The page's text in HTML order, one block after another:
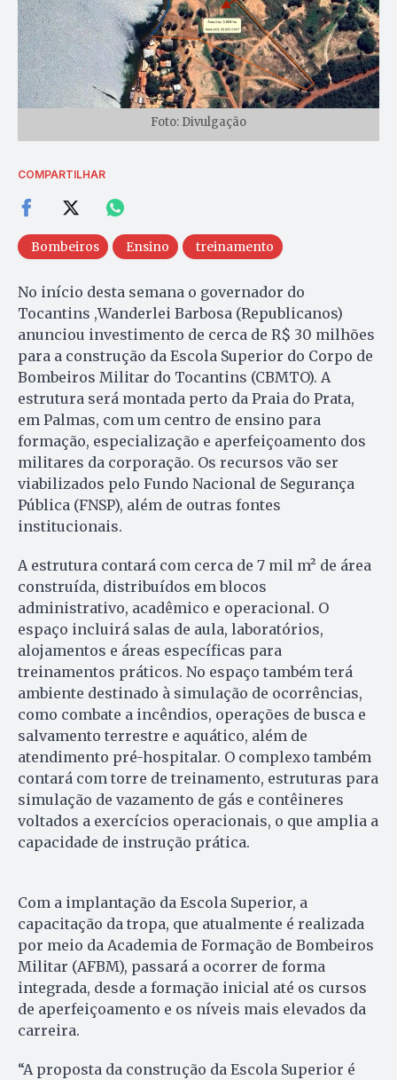
Foto: Divulgação
COMPARTILHAR
Bombeiros Ensino treinamento
No início desta semana o governador do
Tocantins ,Wanderlei Barbosa (Republicanos)
anunciou investimento de cerca de R$ 30 milhões
para a construção da Escola Superior do Corpo de
Bombeiros Militar do Tocantins (CBMTO). A
estrutura será montada perto da Praia do Prata,
em Palmas, com um centro de ensino para
formação, especialização e aperfeiçoamento dos
militares da corporação. Os recursos vão ser
viabilizados pelo Fundo Nacional de Segurança
Pública (FNSP), além de outras fontes
institucionais.
A estrutura contará com cerca de 7 mil m² de área
construída, distribuídos em blocos
administrativo, acadêmico e operacional. O
espaço incluirá salas de aula, laboratórios,
alojamentos e áreas específicas para
treinamentos práticos. No espaço também terá
ambiente destinado à simulação de ocorrências,
como combate a incêndios, operações de busca e
salvamento terrestre e aquático, além de
atendimento pré-hospitalar. O complexo também
contará com torre de treinamento, estruturas para
simulação de vazamento de gás e contêineres
voltados a exercícios operacionais, o que amplia a
capacidade de instrução prática.
Com a implantação da Escola Superior, a
capacitação da tropa, que atualmente é realizada
por meio da Academia de Formação de Bombeiros
Militar (AFBM), passará a ocorrer de forma
integrada, desde a formação inicial até os cursos
de aperfeiçoamento e os níveis mais elevados da
carreira.
“A proposta da construção da Escola Superior é